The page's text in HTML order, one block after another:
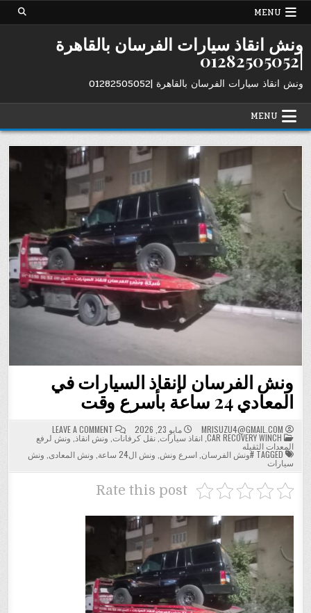
Skip
MENU
ونش انقاذ سيارات الفرسان بالقاهرة
|01282505052
ونش انقاذ سيارات الفرسان بالقاهرة |01282505052
MENU
ونش الفرسان لإنقاذ السيارات في
المعادي 24 ساعة بأسرع وقت
MRISUZU4@GMAIL.COM مايو 23, 2026 LEAVE A COMMENT
ON
ونش
الفرسان
لإنقاذ
السيارات
في
POSTED
IN
CAR RECOVERY WINCH
,انقاذ سيارات ,نقل كرفانات ونش انقاذ ونش لرفع
المعدات الثقيله
#ونش الفرسان ,اسرع ونش ونش ال24 ساعة ونش المعادى ونش
سيارات
Rate this post